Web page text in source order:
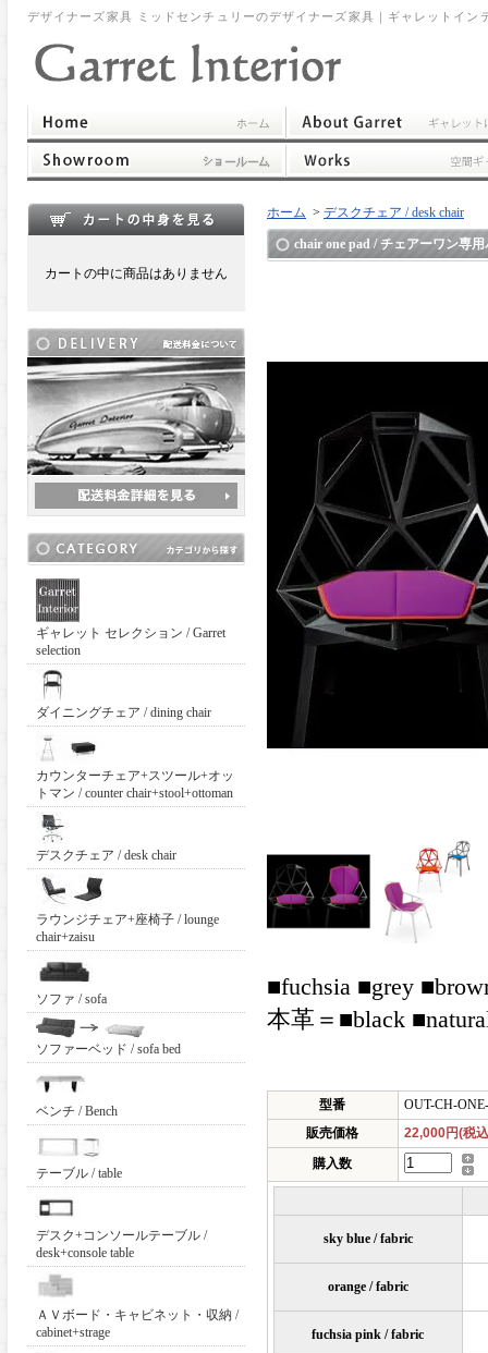
デザイナーズ家具 ミッドセンチュリーのデザイナーズ家具｜ギャレットイン
カートの中に商品はありません
ギャレット セレクション / Garret
selection
ダイニングチェア / dining chair
カウンターチェア+スツール+オッ
トマン / counter chair+stool+ottoman
デスクチェア / desk chair
ラウンジチェア+座椅子 / lounge
chair+zaisu
ソファ / sofa
ソファーベッド / sofa bed
ベンチ / Bench
テーブル / table
デスク+コンソールテーブル /
desk+console table
ＡＶボード・キャビネット・収納 /
cabinet+strage
ホーム > デスクチェア / desk chair
chair one pad / チェアーワン専
■fuchsia ■grey
本革＝■black
型番
OUT-CH-
販売価格
22,000円(税
購入数
sky blue / fabric
orange / fabric
fuchsia pink / fabric